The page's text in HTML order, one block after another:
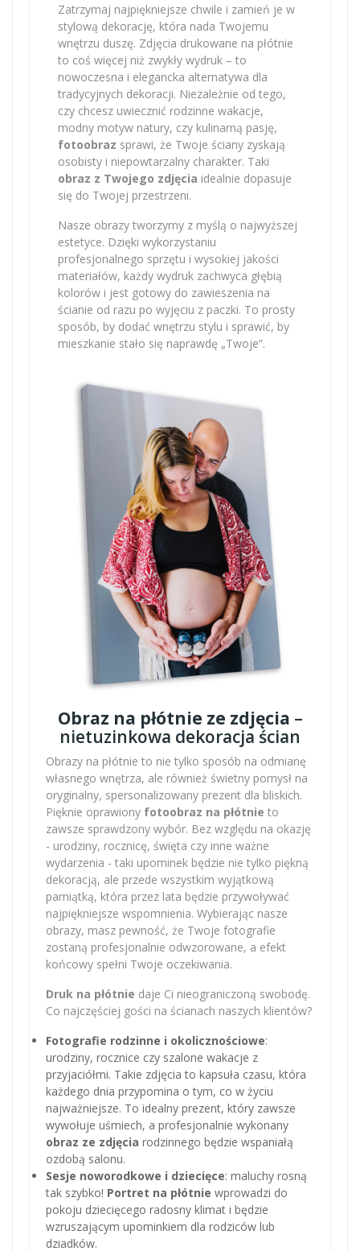
Zatrzymaj najpiękniejsze chwile i zamień je w
stylową dekorację, która nada Twojemu
wnętrzu duszę. Zdjęcia drukowane na płótnie
to coś więcej niż zwykły wydruk – to
nowoczesna i elegancka alternatywa dla
tradycyjnych dekoracji. Niezależnie od tego,
czy chcesz uwiecznić rodzinne wakacje,
modny motyw natury, czy kulinarną pasję,
fotoobraz sprawi, że Twoje ściany zyskają
osobisty i niepowtarzalny charakter. Taki
obraz z Twojego zdjęcia idealnie dopasuje
się do Twojej przestrzeni.
Nasze obrazy tworzymy z myślą o najwyższej
estetyce. Dzięki wykorzystaniu
profesjonalnego sprzętu i wysokiej jakości
materiałów, każdy wydruk zachwyca głębią
kolorów i jest gotowy do zawieszenia na
ścianie od razu po wyjęciu z paczki. To prosty
sposób, by dodać wnętrzu stylu i sprawić, by
mieszkanie stało się naprawdę „Twoje”.
Obraz na płótnie ze zdjęcia –
nietuzinkowa dekoracja ścian
Obrazy na płótnie to nie tylko sposób na odmianę
własnego wnętrza, ale również świetny pomysł na
oryginalny, spersonalizowany prezent dla bliskich.
Pięknie oprawiony fotoobraz na płótnie to
zawsze sprawdzony wybór. Bez względu na okazję
- urodziny, rocznicę, święta czy inne ważne
wydarzenia - taki upominek będzie nie tylko piękną
dekoracją, ale przede wszystkim wyjątkową
pamiątką, która przez lata będzie przywoływać
najpiękniejsze wspomnienia. Wybierając nasze
obrazy, masz pewność, że Twoje fotografie
zostaną profesjonalnie odwzorowane, a efekt
końcowy spełni Twoje oczekiwania.
Druk na płótnie daje Ci nieograniczoną swobodę.
Co najczęściej gości na ścianach naszych klientów?
Fotografie rodzinne i okolicznościowe:
urodziny, rocznice czy szalone wakacje z
przyjaciółmi. Takie zdjęcia to kapsuła czasu, która
każdego dnia przypomina o tym, co w życiu
najważniejsze. To idealny prezent, który zawsze
wywołuje uśmiech, a profesjonalnie wykonany
obraz ze zdjęcia rodzinnego będzie wspaniałą
ozdobą salonu.
Sesje noworodkowe i dziecięce: maluchy rosną
tak szybko! Portret na płótnie wprowadzi do
pokoju dziecięcego radosny klimat i będzie
wzruszającym upominkiem dla rodziców lub
dziadków.